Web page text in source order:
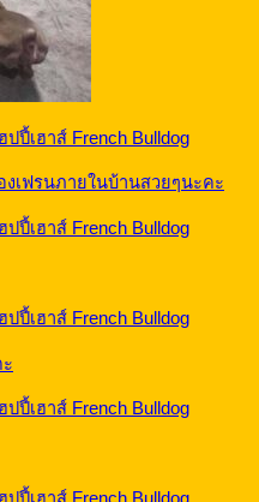
เฟรนภายในบ้านสวยๆนะคะ